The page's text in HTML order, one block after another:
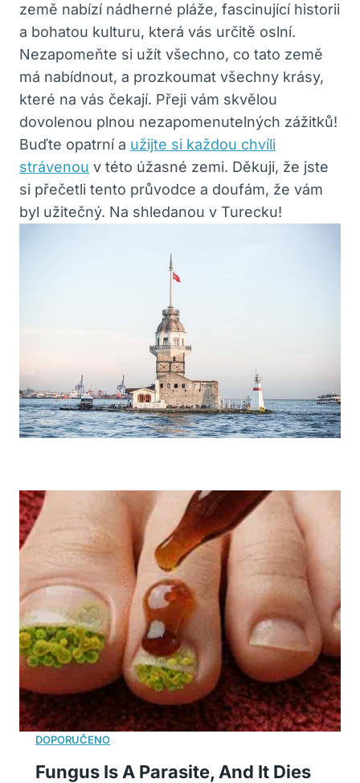
země nabízí nádherné pláže, fascinující historii
a bohatou kulturu, která vás určitě oslní.
Nezapomeňte si užít všechno, co tato země
má nabídnout, a prozkoumat všechny krásy,
které na vás čekají. Přeji vám skvělou
dovolenou plnou nezapomenutelných zážitků!
Buďte opatrní a užijte si každou chvíli
strávenou v této úžasné zemi. Děkuji, že jste
si přečetli tento průvodce a doufám, že vám
byl užitečný. Na shledanou v Turecku!
Fungus Is A Parasite, And It Dies